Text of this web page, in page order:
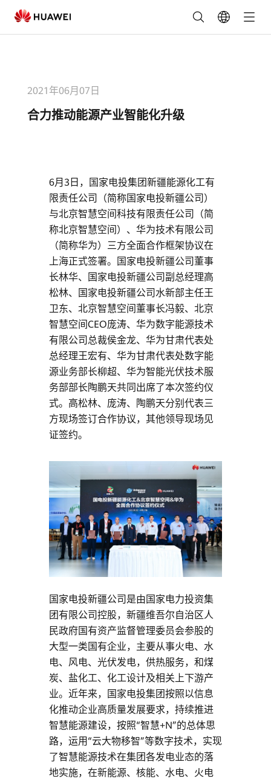
合
2021年06月07日
合力推动能源产业智能化升级
6月3日，国家电投集团新疆能源化工有
限责任公司（简称国家电投新疆公司）
与北京智慧空间科技有限责任公司（简
称北京智慧空间）、华为技术有限公司
（简称华为）三方全面合作框架协议在
上海正式签署。国家电投新疆公司董事
长林华、国家电投新疆公司副总经理高
松林、国家电投新疆公司水新部主任王
卫东、北京智慧空间董事长冯毅、北京
智慧空间CEO庞涛、华为数字能源技术
有限公司总裁侯金龙、华为甘肃代表处
总经理王宏有、华为甘肃代表处数字能
源业务部长柳超、华为智能光伏技术服
务部部长陶鹏天共同出席了本次签约仪
式。高松林、庞涛、陶鹏天分别代表三
方现场签订合作协议，其他领导现场见
证签约。
国家电投新疆公司是由国家电力投资集
团有限公司控股，新疆维吾尔自治区人
民政府国有资产监督管理委员会参股的
大型一类国有企业，主要从事火电、水
电、风电、光伏发电，供热服务，和煤
炭、盐化工、化工设计及相关上下游产
业。近年来，国家电投集团按照以信息
化推动企业高质量发展要求，持续推进
智慧能源建设，按照“智慧+N”的总体思
路，运用“云大物移智”等数字技术，实现
了智慧能源技术在集团各发电业态的落
地实施，在新能源、核能、水电、火电